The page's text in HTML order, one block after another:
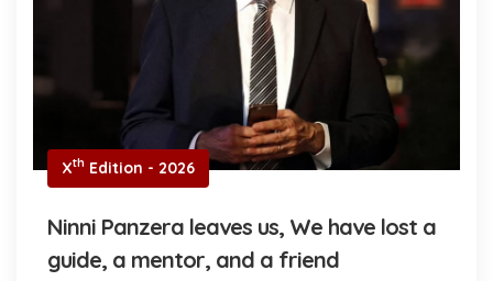
Xth Edition - 2026
Ninni Panzera leaves us, We have lost a
guide, a mentor, and a friend